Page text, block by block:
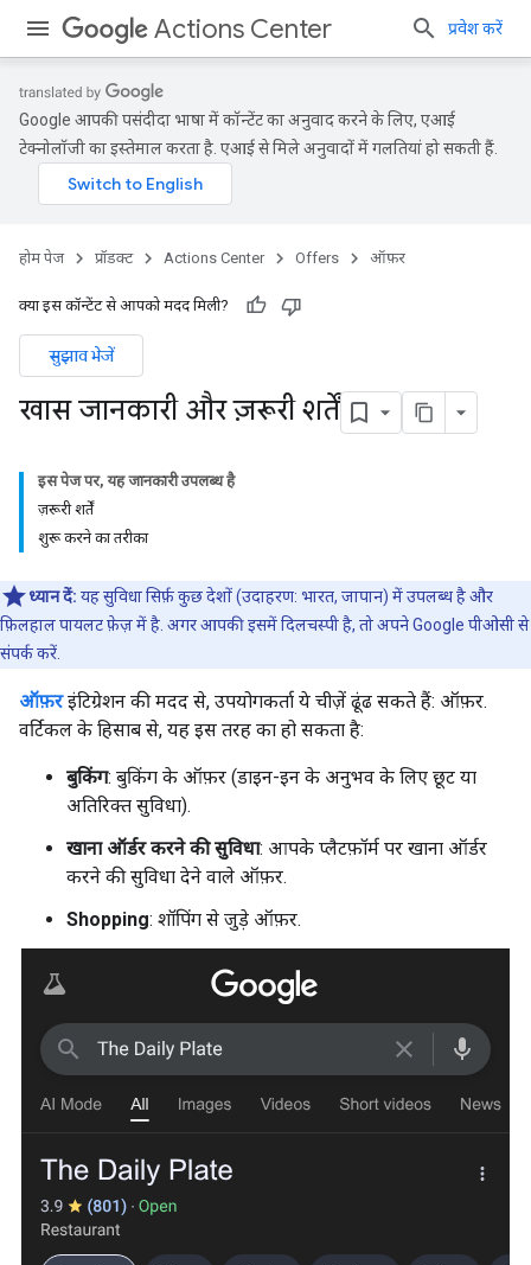
Actions Center प्रवेश करें
Google आपकी पसंदीदा भाषा में कॉन्टेंट का अनुवाद करने के लिए, एआई
टेक्नोलॉजी का इस्तेमाल करता है. एआई से मिले अनुवादों में गलतियां हो सकती हैं.
होम पेज प्रॉडक्ट Actions Center Offers ऑफ़र
क्या इस कॉन्टेंट से आपको मदद मिली?
सुझाव भेजें
खास जानकारी और ज़रूरी शर्तें
इस पेज पर, यह जानकारी उपलब्ध है
ज़रूरी शर्तें
शुरू करने का तरीका
ध्यान दें: यह सुविधा सिर्फ़ कुछ देशों (उदाहरण: भारत, जापान) में उपलब्ध है और
फ़िलहाल पायलट फ़ेज़ में है. अगर आपकी इसमें दिलचस्पी है, तो अपने Google पीओसी से
संपर्क करें.
ऑफ़रइंटिग्रेशन की मदद से, उपयोगकर्ता ये चीज़ें ढूंढ सकते हैं: ऑफ़र.
वर्टिकल के हिसाब से, यह इस तरह का हो सकता है:
बुकिंग: बुकिंग के ऑफ़र (डाइन-इन के अनुभव के लिए छूट या
अतिरिक्त सुविधा).
खाना ऑर्डर करने की सुविधा: आपके प्लैटफ़ॉर्म पर खाना ऑर्डर
करने की सुविधा देने वाले ऑफ़र.
Shopping: शॉपिंग से जुड़े ऑफ़र.